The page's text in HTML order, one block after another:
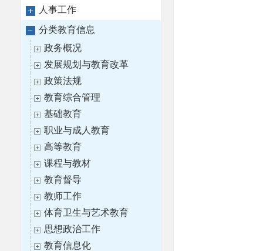
人事工作
分类教育信息
政务概况
发展规划与教育改革
政策法规
教育综合管理
基础教育
职业与成人教育
高等教育
课程与教材
教育督导
教师工作
体育卫生与艺术教育
思想政治工作
教育信息化